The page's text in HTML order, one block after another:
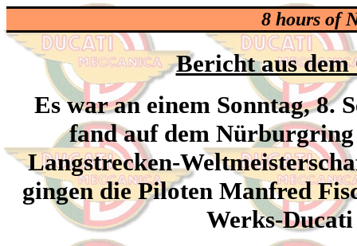
8 hours of
Bericht aus
Es war an einem Sonntag, 8.
fand auf dem
Langstrecken-
gingen die Piloten Manfred
Werks-